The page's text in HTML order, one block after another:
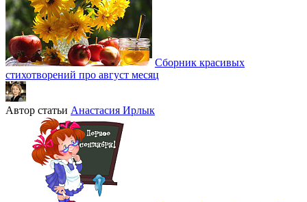
Сборник красивых
стихотворений про август месяц
Автор статьи Анастасия Ирлык